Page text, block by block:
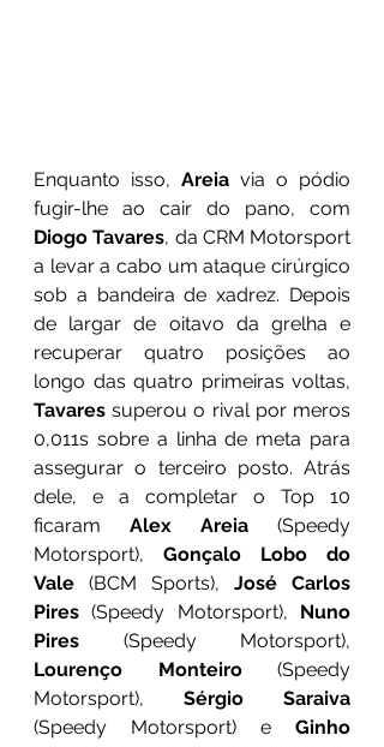
Enquanto isso, Areia via o pódio
Diogo Tavares, da CRM Motorsport
a levar a cabo um ataque cirúrgico
sob a bandeira de xadrez. Depois
de largar de oitavo da grelha e
recuperar quatro posições ao
Tavares superou o rival por meros
0,011s sobre a linha de meta para
assegurar o terceiro posto. Atrás
dele, e a completar o Top 10
ficaram Alex Areia (Speedy
Motorsport), Gonçalo Lobo do
Vale (BCM Sports), José Carlos
Pires (Speedy Motorsport), Nuno
Pires
Lourenço Monteiro (Speedy
Motorsport), Sérgio Saraiva
(Speedy Motorsport) e Ginho